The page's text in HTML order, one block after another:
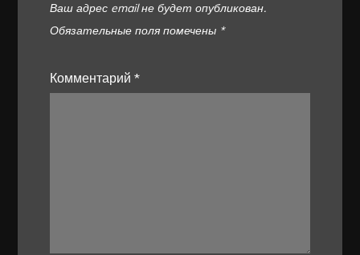
Ваш адрес email не будет опубликован.
Обязательные поля помечены *
Комментарий*